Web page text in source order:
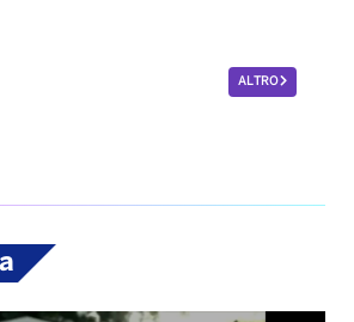
ALTRO